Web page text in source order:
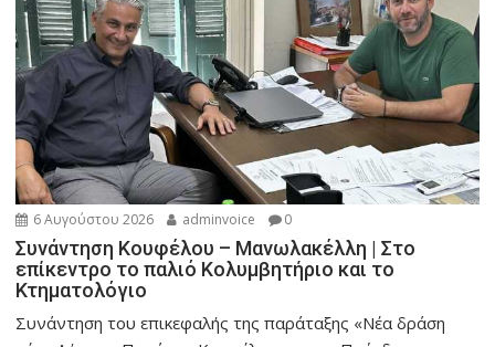
6 Αυγούστου 2026 adminvoice 0
Συνάντηση Κουφέλου – Μανωλακέλλη | Στο
επίκεντρο το παλιό Κολυμβητήριο και το
Κτηματολόγιο
Συνάντηση του επικεφαλής της παράταξης «Νέα δράση